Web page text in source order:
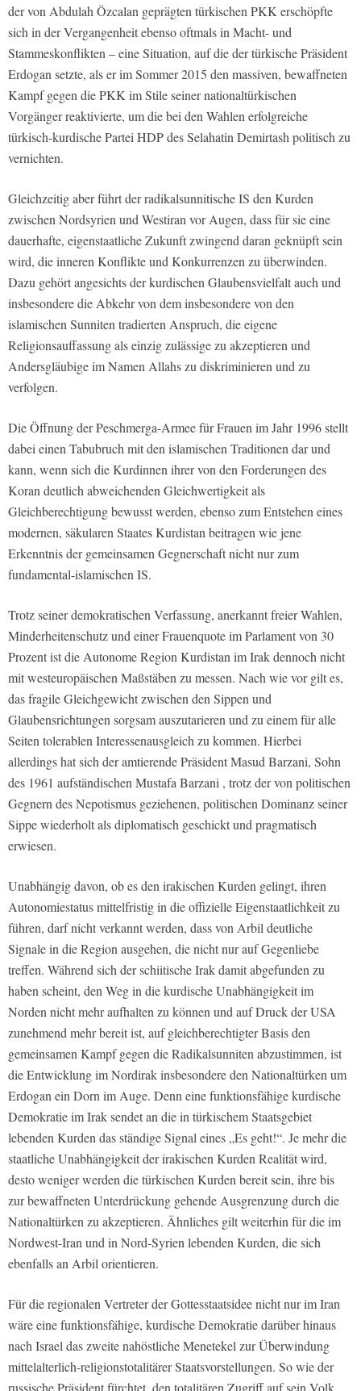
der von Abdulah Özcalan geprägten türkischen PKK erschöpfte
sich in der Vergangenheit ebenso oftmals in Macht- und
Stammeskonflikten – eine Situation, auf die der türkische Präsident
Erdogan setzte, als er im Sommer 2015 den massiven, bewaffneten
Kampf gegen die PKK im Stile seiner nationaltürkischen
Vorgänger reaktivierte, um die bei den Wahlen erfolgreiche
türkisch-kurdische Partei HDP des Selahatin Demirtash politisch zu
vernichten.
Gleichzeitig aber führt der radikalsunnitische IS den Kurden
zwischen Nordsyrien und Westiran vor Augen, dass für sie eine
dauerhafte, eigenstaatliche Zukunft zwingend daran geknüpft sein
wird, die inneren Konflikte und Konkurrenzen zu überwinden.
Dazu gehört angesichts der kurdischen Glaubensvielfalt auch und
insbesondere die Abkehr von dem insbesondere von den
islamischen Sunniten tradierten Anspruch, die eigene
Religionsauffassung als einzig zulässige zu akzeptieren und
Andersgläubige im Namen Allahs zu diskriminieren und zu
verfolgen.
Die Öffnung der Peschmerga-Armee für Frauen im Jahr 1996 stellt
dabei einen Tabubruch mit den islamischen Traditionen dar und
kann, wenn sich die Kurdinnen ihrer von den Forderungen des
Koran deutlich abweichenden Gleichwertigkeit als
Gleichberechtigung bewusst werden, ebenso zum Entstehen eines
modernen, säkularen Staates Kurdistan beitragen wie jene
Erkenntnis der gemeinsamen Gegnerschaft nicht nur zum
fundamental-islamischen IS.
Trotz seiner demokratischen Verfassung, anerkannt freier Wahlen,
Minderheitenschutz und einer Frauenquote im Parlament von 30
Prozent ist die Autonome Region Kurdistan im Irak dennoch nicht
mit westeuropäischen Maßstäben zu messen. Nach wie vor gilt es,
das fragile Gleichgewicht zwischen den Sippen und
Glaubensrichtungen sorgsam auszutarieren und zu einem für alle
Seiten tolerablen Interessenausgleich zu kommen. Hierbei
allerdings hat sich der amtierende Präsident Masud Barzani, Sohn
des 1961 aufständischen Mustafa Barzani , trotz der von politischen
Gegnern des Nepotismus geziehenen, politischen Dominanz seiner
Sippe wiederholt als diplomatisch geschickt und pragmatisch
erwiesen.
Unabhängig davon, ob es den irakischen Kurden gelingt, ihren
Autonomiestatus mittelfristig in die offizielle Eigenstaatlichkeit zu
führen, darf nicht verkannt werden, dass von Arbil deutliche
Signale in die Region ausgehen, die nicht nur auf Gegenliebe
treffen. Während sich der schiitische Irak damit abgefunden zu
haben scheint, den Weg in die kurdische Unabhängigkeit im
Norden nicht mehr aufhalten zu können und auf Druck der USA
zunehmend mehr bereit ist, auf gleichberechtigter Basis den
gemeinsamen Kampf gegen die Radikalsunniten abzustimmen, ist
die Entwicklung im Nordirak insbesondere den Nationaltürken um
Erdogan ein Dorn im Auge. Denn eine funktionsfähige kurdische
Demokratie im Irak sendet an die in türkischem Staatsgebiet
lebenden Kurden das ständige Signal eines „Es geht!“. Je mehr die
staatliche Unabhängigkeit der irakischen Kurden Realität wird,
desto weniger werden die türkischen Kurden bereit sein, ihre bis
zur bewaffneten Unterdrückung gehende Ausgrenzung durch die
Nationaltürken zu akzeptieren. Ähnliches gilt weiterhin für die im
Nordwest-Iran und in Nord-Syrien lebenden Kurden, die sich
ebenfalls an Arbil orientieren.
Für die regionalen Vertreter der Gottesstaatsidee nicht nur im Iran
wäre eine funktionsfähige, kurdische Demokratie darüber hinaus
nach Israel das zweite nahöstliche Menetekel zur Überwindung
mittelalterlich-religionstotalitärer Staatsvorstellungen. So wie der
russische Präsident fürchtet, den totalitären Zugriff auf sein Volk